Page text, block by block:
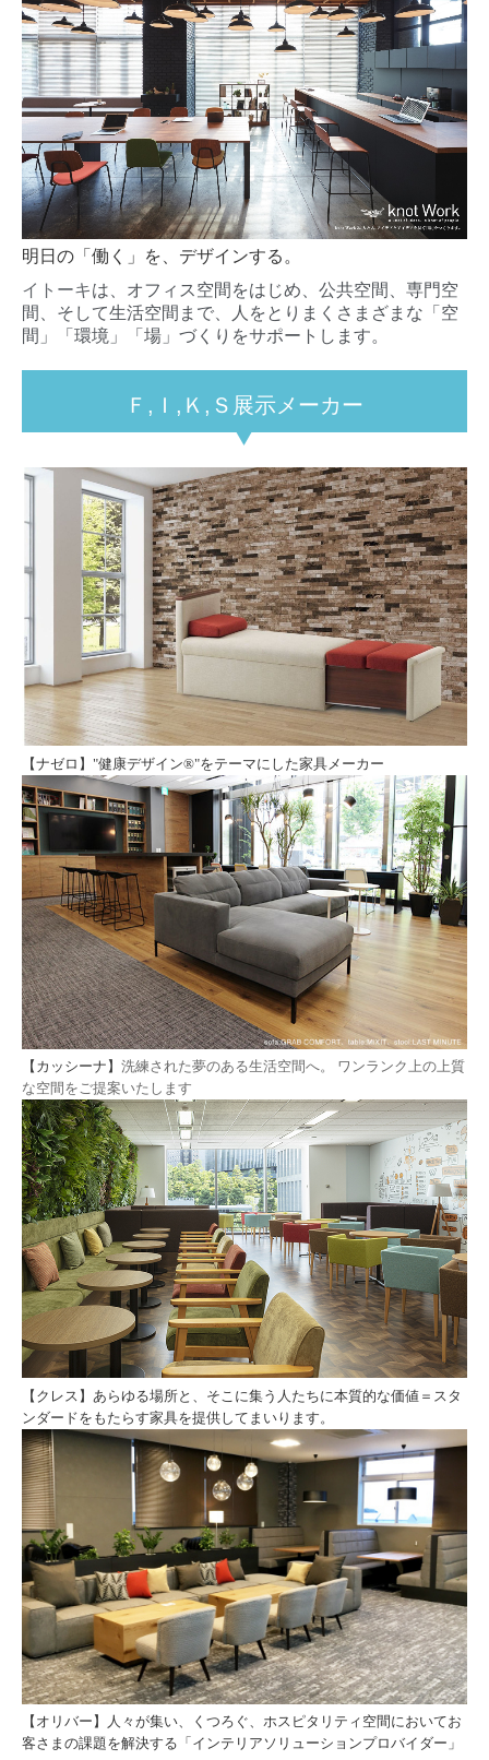
明日の「働く」を、デザインする。
イトーキは、オフィス空間をはじめ、公共空間、専門空
間、そして生活空間まで、人をとりまくさまざまな「空
間」「環境」「場」づくりをサポートします。
Ｆ,Ｉ,Ｋ,Ｓ展示メーカー
【ナゼロ 】"健康デザイン®"をテーマにした家具メーカー
【 カッシーナ 】 洗練された夢のある生活空間へ。 ワンランク上の上質
な空間をご提案いたします
【クレス 】 あらゆる場所と、そこに集う人たちに本質的な価値＝スタ
ンダードをもたらす家具を提供してまいります。
【 オリバー 】
人々が集い、くつろぐ、ホスピタリティ空間においてお
客さまの課題を解決する「インテリアソリューションプロバイダー」